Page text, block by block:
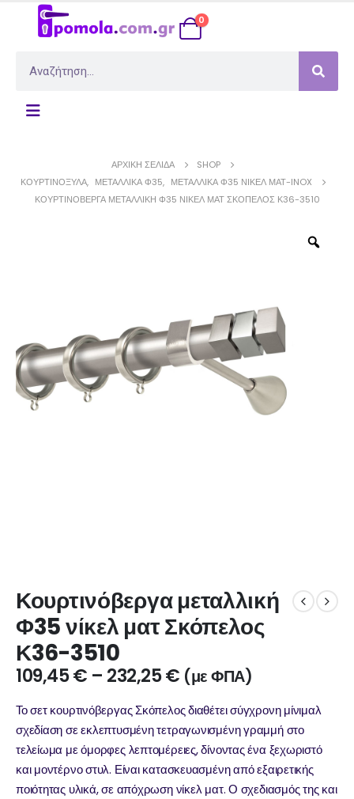
0
ΑΡΧΙΚΉ ΣΕΛΊΔΑ
SHOP
ΚΟΥΡΤΙΝΌΞΥΛΑ, ΜΕΤΑΛΛΙΚΆ Φ35, ΜΕΤΑΛΛΙΚΆ Φ35 ΝΊΚΕΛ ΜΆΤ-INOX
ΚΟΥΡΤΙΝΌΒΕΡΓΑ ΜΕΤΑΛΛΙΚΉ Φ35 ΝΊΚΕΛ ΜΑΤ ΣΚΌΠΕΛΟΣ Κ36-3510
Κουρτινόβεργα μεταλλική
Φ35 νίκελ ματ Σκόπελος
Κ36-3510
109,45€ – 232,25€ (με ΦΠΑ)
Το σετ κουρτινόβεργας Σκόπελος διαθέτει σύγχρονη μίνιμαλ
σχεδίαση σε εκλεπτυσμένη τετραγωνισμένη γραμμή στο
τελείωμα με όμορφες λεπτομέρειες, δίνοντας ένα ξεχωριστό
και μοντέρνο στυλ. Είναι κατασκευασμένη από εξαιρετικής
ποιότητας υλικά, σε απόχρωση νίκελ ματ. Ο σχεδιασμός της και